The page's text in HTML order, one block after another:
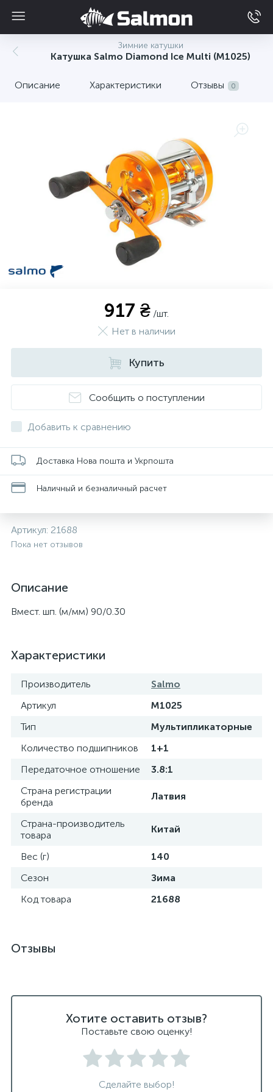
Зимние катушки
Катушка Salmo Diamond Ice Multi (M1025)
Описание Характеристики Отзывы 0
917 ₴ /шт.
Нет в наличии
Купить
Сообщить о поступлении
Добавить к сравнению
Доставка Нова пошта и Укрпошта
Наличный и безналичный расчет
Артикул: 21688
Пока нет отзывов
Описание
Вмест. шп. (м/мм) 90/0.30
Характеристики
Производитель
Salmo
Артикул
M1025
Тип
Мультипликаторные
Количество подшипников
1+1
Передаточное отношение
3.8:1
Страна регистрации
бренда
Латвия
Страна-производитель
товара
Китай
Вес (г)
140
Сезон
Зима
Код товара
21688
Отзывы
Хотите оставить отзыв?
Поставьте свою оценку!
Сделайте выбор!